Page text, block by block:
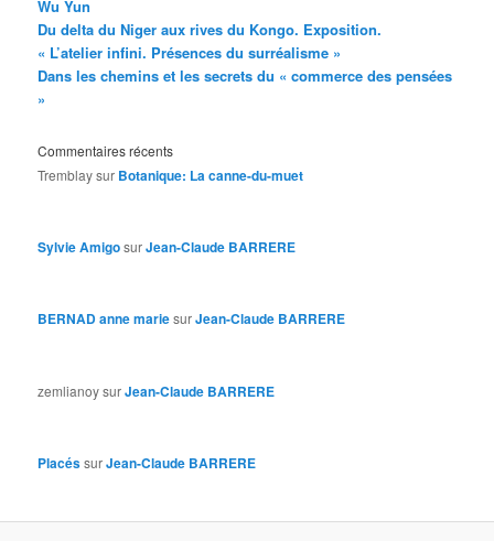
Wu Yun
Du delta du Niger aux rives du Kongo. Exposition.
« L’atelier infini. Présences du surréalisme »
Dans les chemins et les secrets du « commerce des pensées
»
Commentaires récents
Tremblaysur Botanique: La canne-du-muet
Sylvie AmigosurJean-Claude BARRERE
BERNAD anne mariesurJean-Claude BARRERE
zemlianoysurJean-Claude BARRERE
PlacéssurJean-Claude BARRERE